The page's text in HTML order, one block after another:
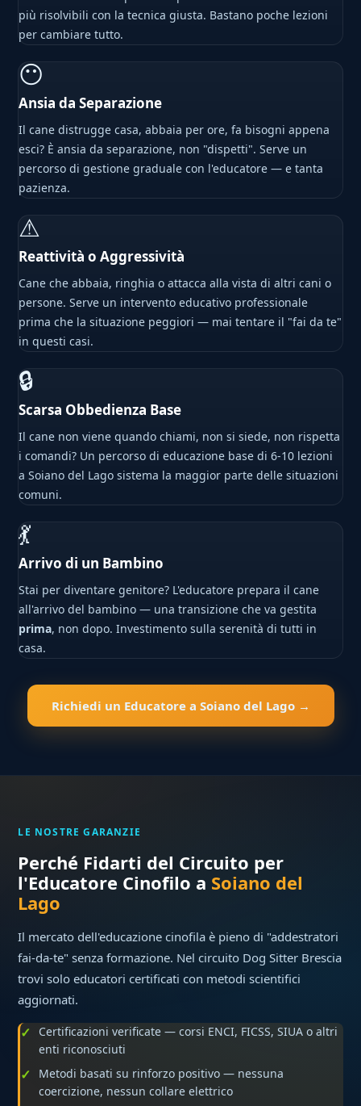
più risolvibili con la tecnica giusta. Bastano poche lezioni
per cambiare tutto.
😶
Ansia da Separazione
Il cane distrugge casa, abbaia per ore, fa bisogni appena
esci? È ansia da separazione, non "dispetti". Serve un
percorso di gestione graduale con l'educatore — e tanta
pazienza.
⚠
Reattività o Aggressività
Cane che abbaia, ringhia o attacca alla vista di altri cani o
persone. Serve un intervento educativo professionale
prima che la situazione peggiori — mai tentare il "fai da te"
in questi casi.
🔒
Scarsa Obbedienza Base
Il cane non viene quando chiami, non si siede, non rispetta
i comandi? Un percorso di educazione base di 6-10 lezioni
a Soiano del Lago sistema la maggior parte delle situazioni
comuni.
💃
Arrivo di un Bambino
Stai per diventare genitore? L'educatore prepara il cane
all'arrivo del bambino — una transizione che va gestita
prima, non dopo. Investimento sulla serenità di tutti in
casa.
Richiedi un Educatore a Soiano del Lago →
LE NOSTRE GARANZIE
Perché Fidarti del Circuito per
l'Educatore Cinofilo a Soiano del
Lago
Il mercato dell'educazione cinofila è pieno di "addestratori
fai-da-te" senza formazione. Nel circuito Dog Sitter Brescia
trovi solo educatori certificati con metodi scientifici
aggiornati.
Certificazioni verificate — corsi ENCI, FICSS, SIUA o altri
enti riconosciuti
Metodi basati su rinforzo positivo — nessuna
coercizione, nessun collare elettrico